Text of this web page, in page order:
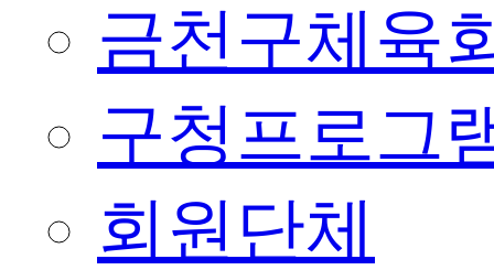
금천구체육
구청프로그
회원단체